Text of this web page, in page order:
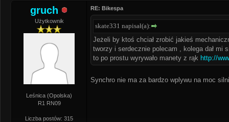
gruch
Użytkownik
Leśnica (Opolska)
R1 RN09
Liczba postów: 315
RE: Bikespa
skate331 napisał(a):
Jeżeli by ktoś chciał zrobić jakieś
tworzy i serdecznie polecam , kolega dał mi
to po prostu wyrywało manety z rąk http://
Synchro nie ma za bardzo wplywu na moc